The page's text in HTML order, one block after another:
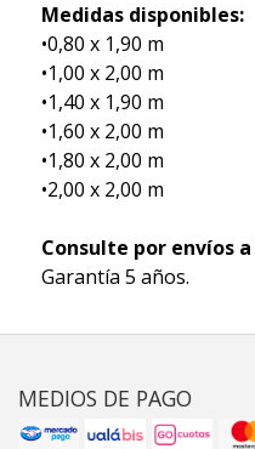
Medidas disponibles:
•0,80 x 1,90 m
•1,00 x 2,00 m
•1,40 x 1,90 m
•1,60 x 2,00 m
•1,80 x 2,00 m
•2,00 x 2,00 m
Consulte por envíos
Garantía 5 años.
MEDIOS DE PAGO